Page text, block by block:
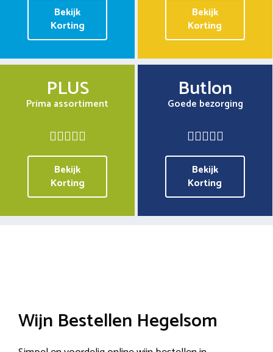
Bekijk
Korting
Bekijk
Korting
PLUS
Prima assortiment
Bekijk
Korting
Butlon
Goede bezorging
Bekijk
Korting
Wijn Bestellen Hegelsom